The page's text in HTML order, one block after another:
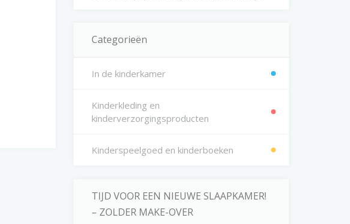
Categorieën
In de kinderkamer
Kinderkleding en
kinderverzorgingsproducten
Kinderspeelgoed en kinderboeken
TIJD VOOR EEN NIEUWE SLAAPKAMER!
– ZOLDER MAKE-OVER